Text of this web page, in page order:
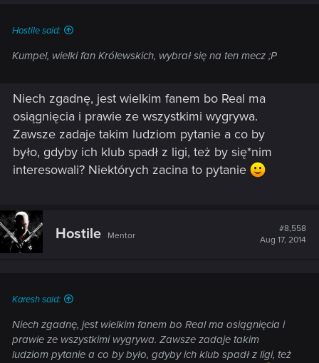
Hostile said:
Kumpel, wielki fan Królewskich, wybrał się na ten mecz ;P
Niech zgadnę, jest wielkim fanem bo Real ma
osiągnięcia i prawie ze wszystkimi wygrywa.
Zawsze zadaje takim ludziom pytanie a co by
było, gdyby ich klub spadł z ligi, też by się*nim
interesowali? Niektórych zacina to pytanie
Hostile Mentor
#8,558
Aug 17, 2014
Karesh said:
Niech zgadnę, jest wielkim fanem bo Real ma osiągnięcia i
prawie ze wszystkimi wygrywa. Zawsze zadaje takim
ludziom pytanie a co by było, gdyby ich klub spadł z ligi, też